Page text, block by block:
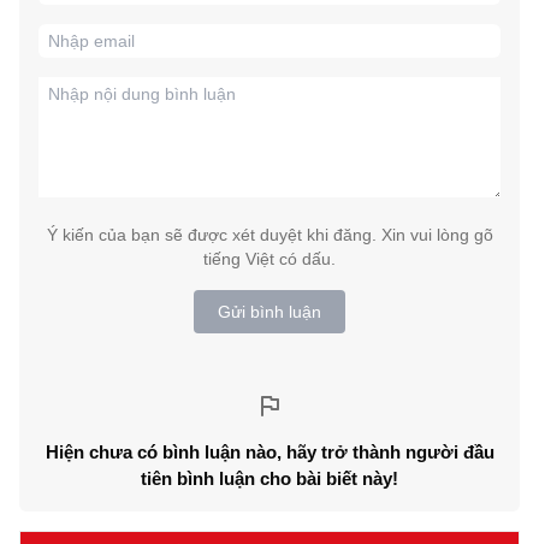
Ý kiến của bạn sẽ được xét duyệt khi đăng. Xin vui lòng gõ
tiếng Việt có dấu.
Gửi bình luận
Hiện chưa có bình luận nào, hãy trở thành người đầu
tiên bình luận cho bài biết này!